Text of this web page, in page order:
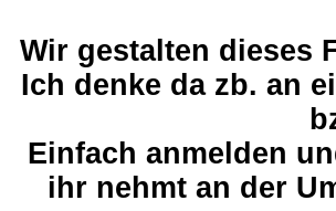
Wir gestalten dieses
Ich denke da zb. an
Einfach anmelden
ihr nehmt an der